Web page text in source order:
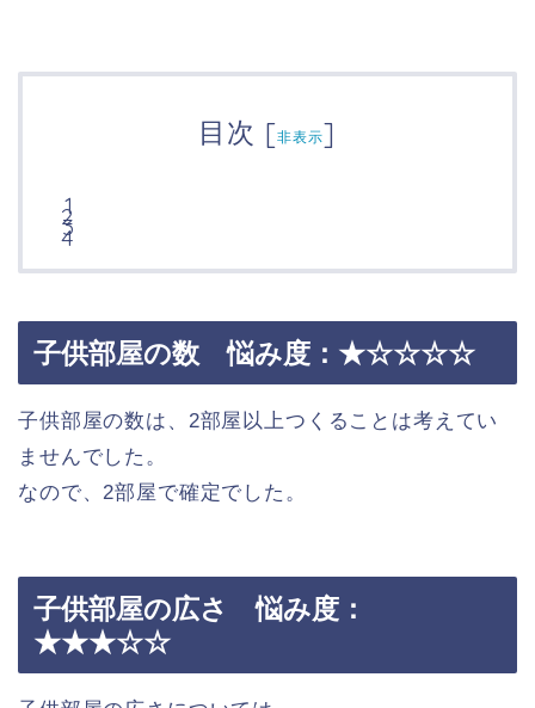
目次 [非表示]
子供部屋の数 悩み度：★☆☆☆☆
子供部屋の数は、2部屋以上つくることは考えてい
ませんでした。
なので、2部屋で確定でした。
子供部屋の広さ 悩み度：
★★★☆☆